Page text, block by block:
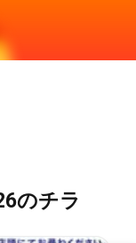
のチラ